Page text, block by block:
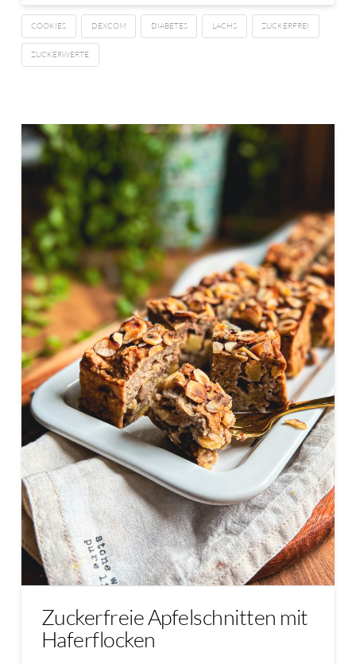
COOKIES DEXCOM DIABETES LACHS ZUCKERFREI
ZUCKERWERTE
Zuckerfreie Apfelschnitten mit
Haferflocken